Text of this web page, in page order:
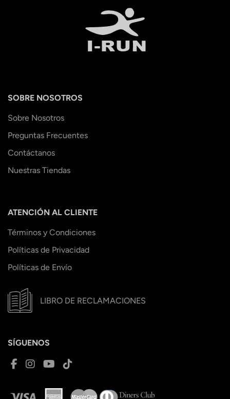
SOBRE NOSOTROS
Sobre Nosotros
Preguntas Frecuentes
Contáctanos
Nuestras Tiendas
ATENCIÓN AL CLIENTE
Términos y Condiciones
Políticas de Privacidad
Políticas de Envío
LIBRO DE RECLAMACIONES
SÍGUENOS